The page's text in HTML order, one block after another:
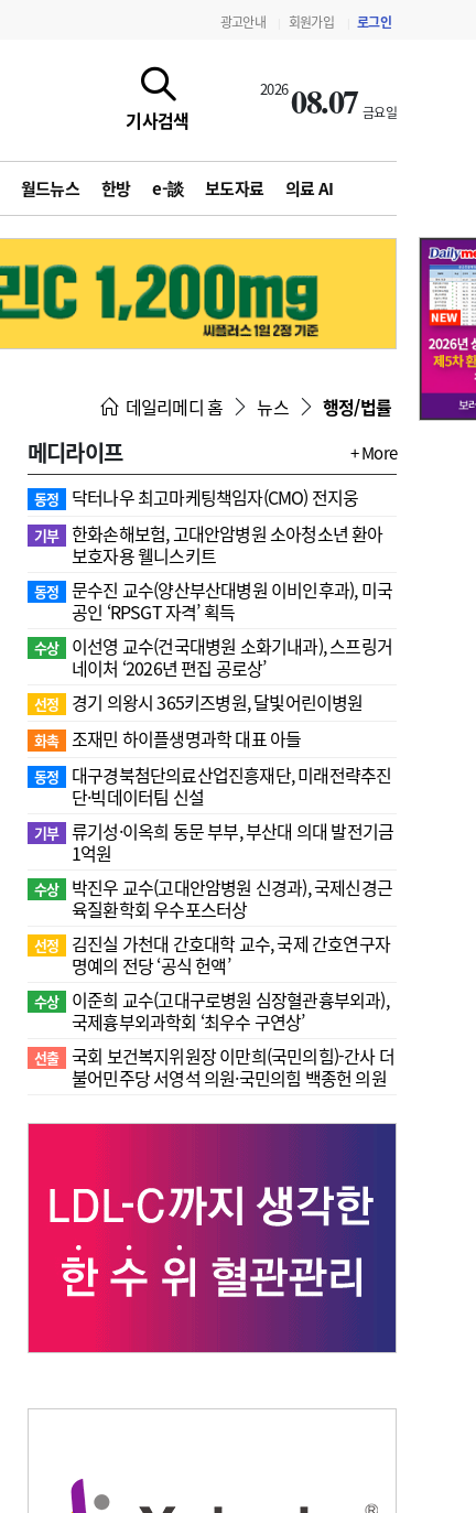
광고안내 회원가입 로그인
기사검색
202608.07 금요일
월드뉴스 한방 e-談 보도자료 의료 AI
지침·기준·평가 약제급여 심사 결과
데일리메디 홈 뉴스 행정/법률
메디라이프 + More
동정 닥터나우 최고마케팅책임자(CMO) 전지웅
기부 한화손해보험, 고대안암병원 소아청소년 환아
보호자용 웰니스키트
동정
문수진 교수( 양산부산대병원 이비인후과), 미국
공인 ‘RPSGT 자격’ 획득
수상
이선영 교수(건국대병원 소화기내과), 스프링거
네이처 ‘2026년 편집 공로상’
선정 경기 의왕시 365키즈병원, 달빛어린이병원
화촉 조재민 하이플생명과학 대표 아들
동정
대구경북첨단의료산업진흥재단, 미래전략추진
단·빅데이터팀 신설
기부 류기성·이옥희 동문 부부, 부산대 의대 발전기금
1억원
수상
박진우 교수(고대안암병원 신경과), 국제신경근
육질환학회 우수포스터상
선정
김진실 가천대 간호대학 교수, 국제 간호연구자
명예의 전당 ‘공식 헌액’
수상
이준희 교수(고대구로병원 심장혈관흉부외과),
국제흉부외과학회 ‘최우수 구연상’
선출 국회 보건복지위원장 이만희(국민의힘)-간사 더
불어민주당 서영석 의원·국민의힘 백종헌 의원